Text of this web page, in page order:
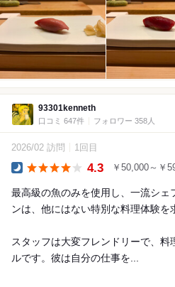
93301kenneth
口コミ 647件 フォロワー 358人
2026/02 訪問 1回目
4.3 ￥50,000～￥
最高級の魚のみを使用し、一流シェ
ンは、他にはない特別な料理体験を
スタッフは大変フレンドリーで、
ルです。彼は自分の仕事を...